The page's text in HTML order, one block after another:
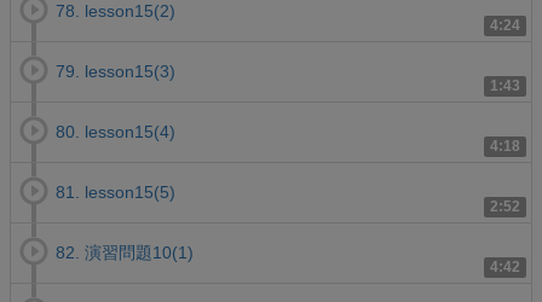
4:24
78. lesson15(2)
1:43
79. lesson15(3)
4:18
80. lesson15(4)
2:52
81. lesson15(5)
4:42
82. 演習問題10(1)